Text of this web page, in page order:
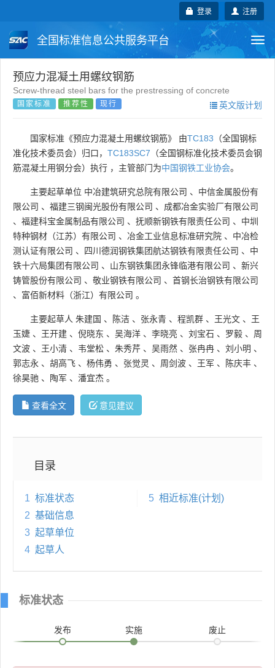
注册
登录
全国标准信息公共服务平台
国家标准 行业标准
团体标准 国际标准
国外标准 技术委员会
预应力混凝土用螺纹钢筋
Screw-thread steel bars for the prestressing of concrete
国家标准 推荐性 现行 英文版计划
国家标准《预应力混凝土用螺纹钢筋》 由TC183 （全国钢标
准化技术委员会）归口， TC183SC7 （全国钢标准化技术委员会钢
筋混凝土用钢分会）执行 ，主管部门为中国钢铁工业协会。
主要起草单位 中冶建筑研究总院有限公司 、 中信金属股份有
限公司 、 福建三钢闽光股份有限公司 、 成都冶金实验厂有限公司
、 福建科宝金属制品有限公司 、 抚顺新钢铁有限责任公司 、 中圳
特种钢材（江苏）有限公司 、 冶金工业信息标准研究院 、 中冶检
测认证有限公司 、 四川德润钢铁集团航达钢铁有限责任公司 、 中
铁十六局集团有限公司 、 山东钢铁集团永锋临港有限公司 、 新兴
铸管股份有限公司 、 敬业钢铁有限公司 、 首钢长治钢铁有限公司
、 富佰新材料（浙江）有限公司 。
主要起草人 朱建国 、 陈洁 、 张永青 、 程凯群 、 王光文 、 王
玉婕 、 王开建 、 倪晓东 、 吴海洋 、 李晓亮 、 刘宝石 、 罗毅 、 周
文波 、 王小清 、 韦堂松 、 朱秀芹 、 吴雨然 、 张冉冉 、 刘小明 、
郭志永 、 胡高飞 、 杨伟勇 、 张觉灵 、 周剑波 、 王军 、 陈庆丰 、
徐昊驰 、 陶军 、 潘宜杰 。
查看全文 意见建议
目录
1 标准状态
2 基础信息
3 起草单位
4 起草人
5 相近标准(计划)
标准状态
发布 实施 废止